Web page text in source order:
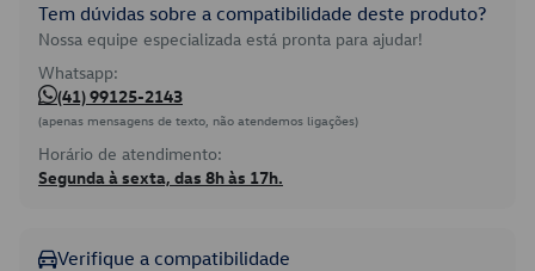
Tem dúvidas sobre a compatibilidade deste produto?
Nossa equipe especializada está pronta para ajudar!
Whatsapp:
(41) 99125-2143
(apenas mensagens de texto, não atendemos ligações)
Horário de atendimento:
Segunda à sexta, das 8h às 17h.
Verifique a compatibilidade